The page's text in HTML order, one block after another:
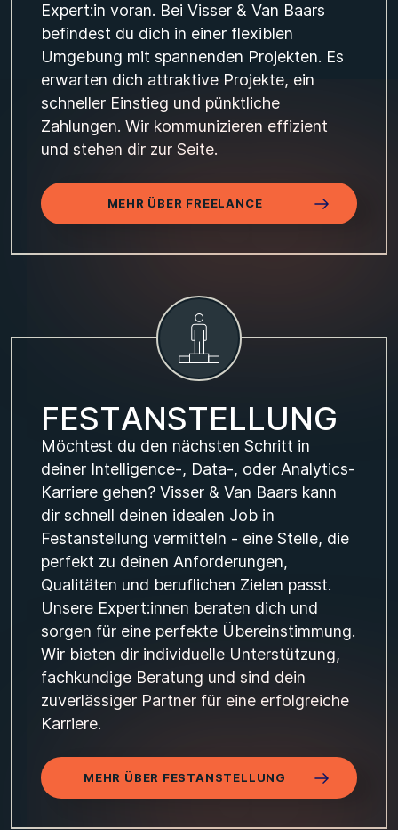
Expert:in voran. Bei Visser & Van Baars
befindest du dich in einer flexiblen
Umgebung mit spannenden Projekten. Es
erwarten dich attraktive Projekte, ein
schneller Einstieg und pünktliche
Zahlungen. Wir kommunizieren effizient
und stehen dir zur Seite.
MEHR ÜBER FREELANCE
FESTANSTELLUNG
Möchtest du den nächsten Schritt in
deiner Intelligence-, Data-, oder Analytics-
Karriere gehen? Visser & Van Baars kann
dir schnell deinen idealen Job in
Festanstellung vermitteln - eine Stelle, die
perfekt zu deinen Anforderungen,
Qualitäten und beruflichen Zielen passt.
Unsere Expert:innen beraten dich und
sorgen für eine perfekte Übereinstimmung.
Wir bieten dir individuelle Unterstützung,
fachkundige Beratung und sind dein
zuverlässiger Partner für eine erfolgreiche
Karriere.
MEHR ÜBER FESTANSTELLUNG